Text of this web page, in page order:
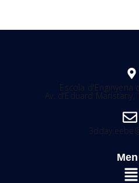
Escola d'Enginyeria
Av. d'Eduard